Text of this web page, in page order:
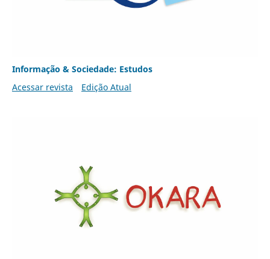
Informação & Sociedade: Estudos
Acessar revista
Edição Atual